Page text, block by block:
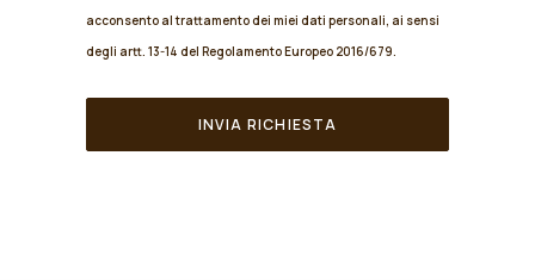
acconsento al trattamento dei miei dati personali, ai sensi
degli artt. 13-14 del Regolamento Europeo 2016/679.